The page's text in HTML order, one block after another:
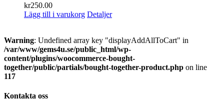
kr250.00
Lägg till i varukorg Detaljer
Warning: Undefined array key "displayAddAllToCart" in
/var/www/gems4u.se/public_html/wp-
content/plugins/woocommerce-bought-
together/public/partials/bought-together-product.php on line
117
Kontakta oss